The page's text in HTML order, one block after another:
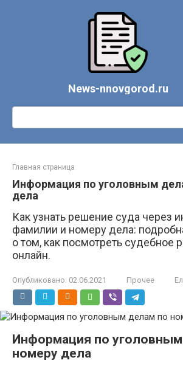
News-nnovgorod.ru
Поиск:
Главная страница
Информация по уголовным
дела
Как узнать решение суда через
фамилии и номеру дела:
о том, как посмотреть судебное
онлайн.
Опубликовано: 02.06.2021 Прочее
Информация по
номеру дела